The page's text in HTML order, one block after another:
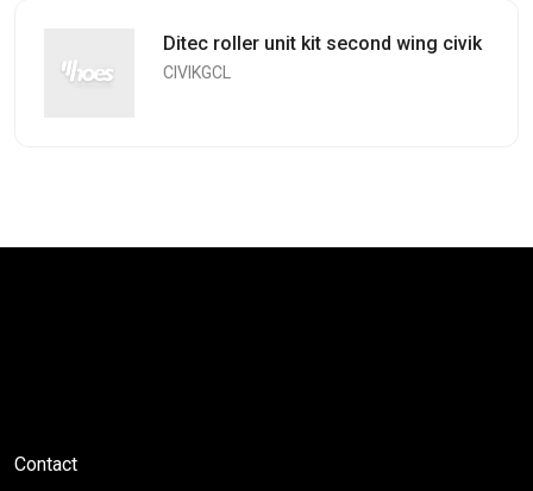
Ditec roller unit kit second wing civik
CIVIKGCL
Contact